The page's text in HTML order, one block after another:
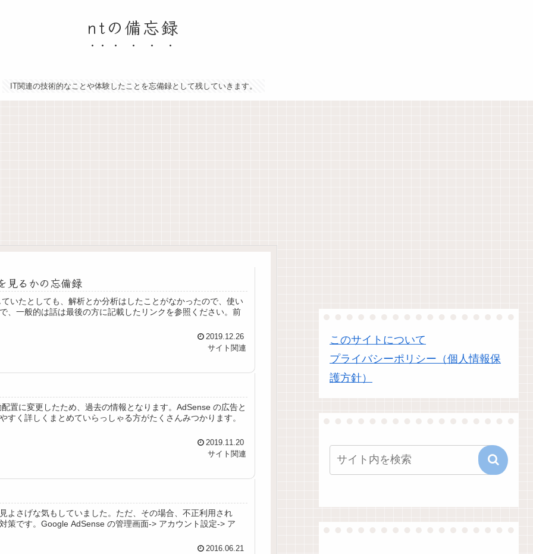
ntの備忘録
IT関連の技術的なことや体験したことを忘備録として残していきます。
見るかの忘備録
いたとしても、解析とか分析はしたことがなかったので、使い
、一般的は話は最後の方に記載したリンクを参照ください。前
2019.12.26
サイト関連
置に変更したため、過去の情報となります。AdSense の広告と
く詳しくまとめていらっしゃる方がたくさんみつかります。
2019.11.20
サイト関連
よさげな気もしていました。ただ、その場合、不正利用され
策です。Google AdSense の管理画面-> アカウント設定-> ア
2016.06.21
このサイトについて
プライバシーポリシー（個人情報保
護方針）